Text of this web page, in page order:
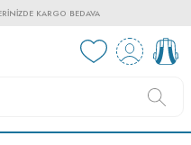
KARGO BEDAVA